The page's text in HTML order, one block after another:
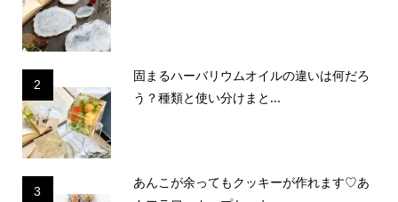
2
固まるハーバリウムオイルの違いは何だろ
う？種類と使い分けまと...
3
あんこが余ってもクッキーが作れます♡あ